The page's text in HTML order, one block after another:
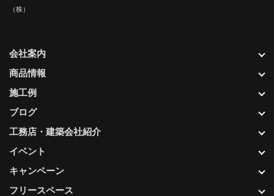
（株）
会社案内
商品情報
施工例
ブログ
工務店・建築会社紹介
イベント
キャンペーン
フリースペース